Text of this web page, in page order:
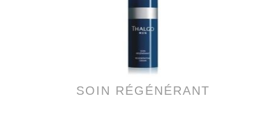
SOIN RÉGÉNÉRANT